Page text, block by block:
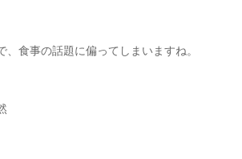
、食事の話題に偏ってしまいますね。